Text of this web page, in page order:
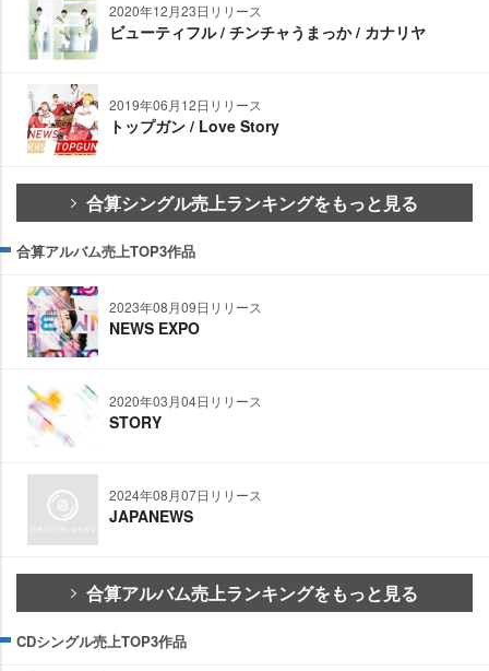
2020年12月23日リリース
ビューティフル / チンチャうまっか / カナリヤ
2019年06月12日リリース
トップガン / Love Story
合算シングル売上ランキングをもっと見る
合算アルバム売上TOP3作品
2023年08月09日リリース
NEWS EXPO
2020年03月04日リリース
STORY
2024年08月07日リリース
JAPANEWS
合算アルバム売上ランキングをもっと見る
CDシングル売上TOP3作品